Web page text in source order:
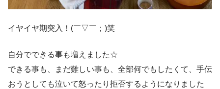
イヤイヤ期突入！(￣▽￣；)笑
自分でできる事も増えました☆
できる事も、まだ難しい事も、全部何でもしたくて、手伝
おうとしても泣いて怒ったり拒否するようになりました